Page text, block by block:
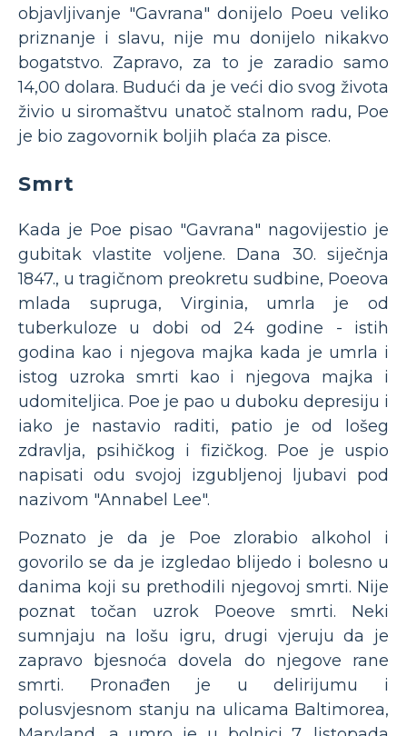
objavljivanje "Gavrana" donijelo Poeu veliko
priznanje i slavu, nije mu donijelo nikakvo
bogatstvo. Zapravo, za to je zaradio samo
14,00 dolara. Budući da je veći dio svog života
živio u siromaštvu unatoč stalnom radu, Poe
je bio zagovornik boljih plaća za pisce.
Smrt
Kada je Poe pisao "Gavrana" nagovijestio je
gubitak vlastite voljene. Dana 30. siječnja
1847., u tragičnom preokretu sudbine, Poeova
mlada supruga, Virginia, umrla je od
tuberkuloze u dobi od 24 godine - istih
godina kao i njegova majka kada je umrla i
istog uzroka smrti kao i njegova majka i
udomiteljica. Poe je pao u duboku depresiju i
iako je nastavio raditi, patio je od lošeg
zdravlja, psihičkog i fizičkog. Poe je uspio
napisati odu svojoj izgubljenoj ljubavi pod
nazivom "Annabel Lee".
Poznato je da je Poe zlorabio alkohol i
govorilo se da je izgledao blijedo i bolesno u
danima koji su prethodili njegovoj smrti. Nije
poznat točan uzrok Poeove smrti. Neki
sumnjaju na lošu igru, drugi vjeruju da je
zapravo bjesnoća dovela do njegove rane
smrti. Pronađen je u delirijumu i
polusvjesnom stanju na ulicama Baltimorea,